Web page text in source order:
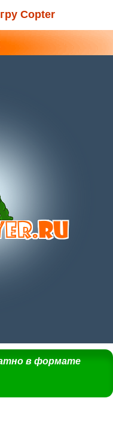
Copter
в формате